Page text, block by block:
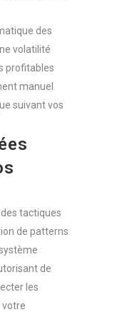
des
volatilité
profitables
manuel
suivant vos
tactiques
de patterns
de
les